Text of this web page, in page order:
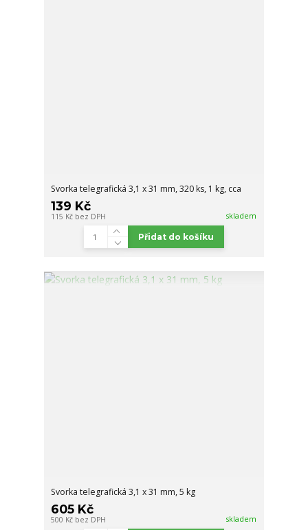
Svorka telegrafická 3,1 x 31 mm, 320 ks, 1 kg, cca
139 Kč
115 Kč bez DPH skladem
Přidat do košíku
Svorka telegrafická 3,1 x 31 mm, 5 kg
605 Kč
500 Kč bez DPH skladem